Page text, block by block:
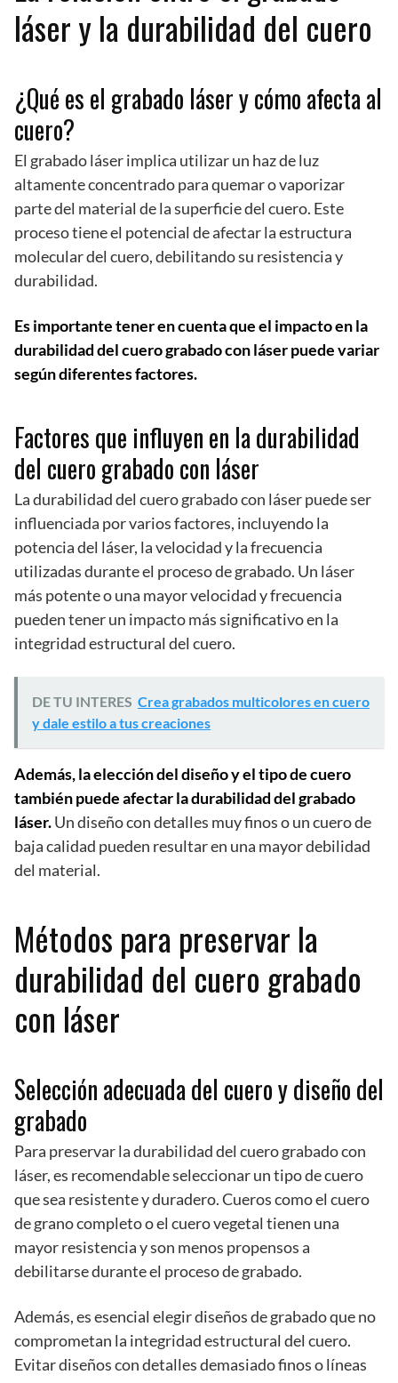
láser y la durabilidad del cuero
¿Qué es el grabado láser y cómo afecta al
cuero?
El grabado láser implica utilizar un haz de luz
altamente concentrado para quemar o vaporizar
parte del material de la superficie del cuero. Este
proceso tiene el potencial de afectar la estructura
molecular del cuero, debilitando su resistencia y
durabilidad.
Es importante tener en cuenta que el impacto en la
durabilidad del cuero grabado con láser puede variar
según diferentes factores.
Factores que influyen en la durabilidad
del cuero grabado con láser
La durabilidad del cuero grabado con láser puede ser
influenciada por varios factores, incluyendo la
potencia del láser, la velocidad y la frecuencia
utilizadas durante el proceso de grabado. Un láser
más potente o una mayor velocidad y frecuencia
pueden tener un impacto más significativo en la
integridad estructural del cuero.
DE TU INTERES Crea grabados multicolores en cuero
y dale estilo a tus creaciones
Además, la elección del diseño y el tipo de cuero
también puede afectar la durabilidad del grabado
láser.Un diseño con detalles muy finos o un cuero de
baja calidad pueden resultar en una mayor debilidad
del material.
Métodos para preservar la
durabilidad del cuero grabado
con láser
Selección adecuada del cuero y diseño del
grabado
Para preservar la durabilidad del cuero grabado con
láser, es recomendable seleccionar un tipo de cuero
que sea resistente y duradero. Cueros como el cuero
de grano completo o el cuero vegetal tienen una
mayor resistencia y son menos propensos a
debilitarse durante el proceso de grabado.
Además, es esencial elegir diseños de grabado que no
comprometan la integridad estructural del cuero.
Evitar diseños con detalles demasiado finos o líneas